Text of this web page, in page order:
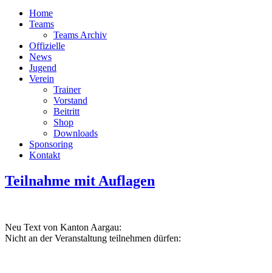
Home
Teams
Teams Archiv
Offizielle
News
Jugend
Verein
Trainer
Vorstand
Beitritt
Shop
Downloads
Sponsoring
Kontakt
Teilnahme mit Auflagen
Neu Text von Kanton Aargau:
Nicht an der Veranstaltung teilnehmen dürfen: